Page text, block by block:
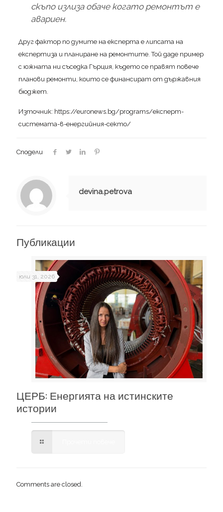
скъпо излиза обаче когато ремонтът е
авариен.
Друг фактор по думите на експерта е липсата на
експертиза и планиране на ремонтите. Той даде пример
с южната ни съседка Гърция, където се правят повече
планови ремонти, които се финансират от държавния
бюджет.
Източник: https://euronews.bg/programs/експерт-
системата-в-енергийния-секто/
Сподели
devina.petrova
Публикации
юли 31, 2026
ЦЕРБ: Енергията на истинските
истории
Comments are closed.